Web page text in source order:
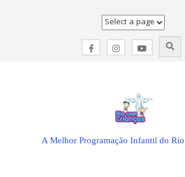
A Melhor Programação Infantil do Rio